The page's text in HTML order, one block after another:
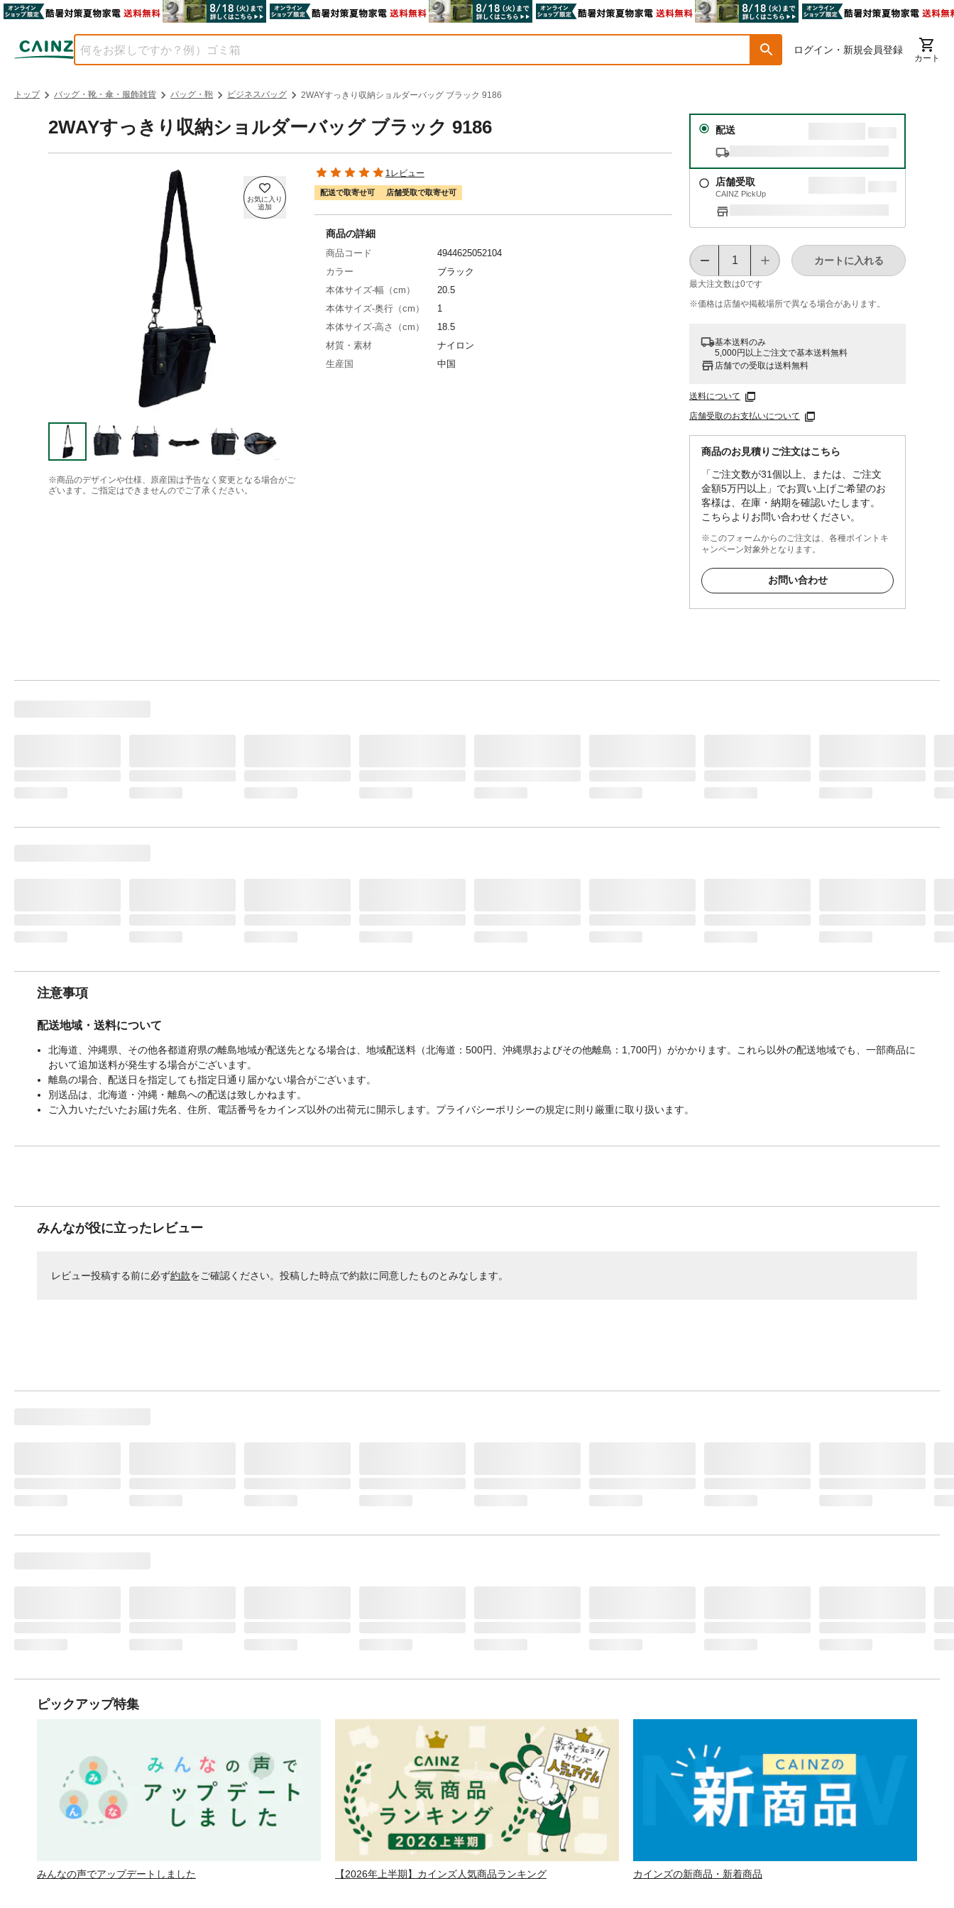
ログイン・新規会員登録
カート
トップ バッグ・靴・傘・服飾雑貨 バッグ・鞄 ビジネスバッグ 2WAYすっきり収納ショルダーバッグ ブラック 9186
2WAYすっきり収納ショルダーバッグ ブラック 9186
※商品のデザインや仕様、原産国は予告なく変更となる場合がご
ざいます。ご指定はできませんのでご了承ください。
1レビュー
配送で取寄せ可 店舗受取で取寄せ可
配送
店舗受取
CAINZ PickUp
最大注文数は0です
カートに入れる
※価格は​店舗や​掲載場所で​異なる​場合が​あります。
基本送料のみ
5,000円以上ご注文で基本送料無料
店舗での受取は送料無料
送料について
店舗受取のお支払いについて
商品のお見積りご注文はこちら
「ご注文数が31個以上、または、ご注文
金額5万円以上」でお買い上げご希望のお
客様は、在庫・納期を確認いたします。
こちらよりお問い合わせください。
※このフォームからのご注文は、各種ポイントキ
ャンペーン対象外となります。
お問い合わせ
商品の詳細
商品コード
4944625052104
カラー
ブラック
本体サイズ-幅（cm）
20.5
本体サイズ-奥行（cm）
1
本体サイズ-高さ（cm）
18.5
材質・素材
ナイロン
生産国
中国
注意事項
配送地域・送料について
北海道、沖縄県、その他各都道府県の離島地域が配送先となる場合は、地域配送料（北海道：500円、沖縄県およびその他離島：1,700円）がかかります。これら以外の配送地域でも、一部商品に
おいて追加送料が発生する場合がございます。
離島の場合、配送日を指定しても指定日通り届かない場合がございます。
別送品は、北海道・沖縄・離島への配送は致しかねます。
ご入力いただいたお届け先名、住所、電話番号をカインズ以外の出荷元に開示します。プライバシーポリシーの規定に則り厳重に取り扱います。
みんなが役に立ったレビュー
レビュー投稿する前に必ず約款をご確認ください。投稿した時点で約款に同意したものとみなします。
ピックアップ特集
みんなの声でアップデートしました 【2026年上半期】カインズ人気商品ランキング カインズの新商品・新着商品